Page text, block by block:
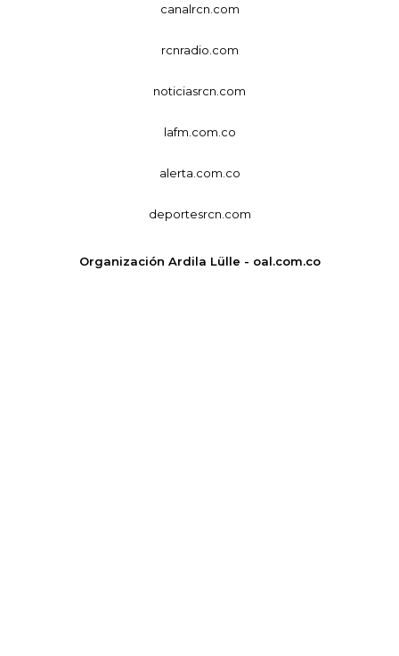
canalrcn.com
rcnradio.com
noticiasrcn.com
lafm.com.co
alerta.com.co
deportesrcn.com
Organización Ardila Lülle - oal.com.co